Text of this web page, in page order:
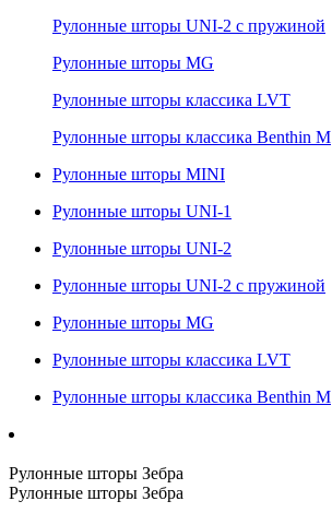
Рулонные шторы UNI-2 с пружиной
Рулонные шторы MG
Рулонные шторы классика LVT
Рулонные шторы классика Benthin M
Рулонные шторы MINI
Рулонные шторы UNI-1
Рулонные шторы UNI-2
Рулонные шторы UNI-2 с пружиной
Рулонные шторы MG
Рулонные шторы классика LVT
Рулонные шторы классика Benthin M
Рулонные шторы Зебра
Рулонные шторы Зебра